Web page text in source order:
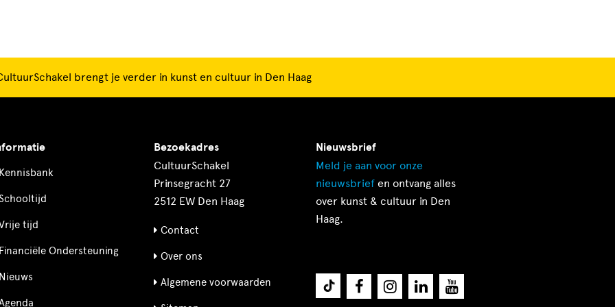
brengt je verder in kunst en cultuur in Den Haag
tijd
Ondersteuning
Bezoekadres
CultuurSchakel
Prinsegracht 27
2512 EW Den Haag
Contact
Over ons
Algemene voorwaarden
Nieuwsbrief
Meld je aan voor onze
nieuwsbrief en ontvang alles
over kunst & cultuur in Den
Haag.